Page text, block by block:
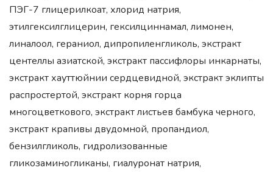
ПЭГ-7 глицерилкоат, хлорид натрия,
этилгексилглицерин, гексилциннамал, лимонен,
линалоол, гераниол, дипропиленгликоль, экстракт
центеллы азиатской, экстракт пассифлоры инкарнаты,
экстракт хауттюйнии сердцевидной, экстракт эклипты
распростертой, экстракт корня горца
многоцветкового, экстракт листьев бамбука черного,
экстракт крапивы двудомной, пропандиол,
бензилгликоль, гидролизованные
гликозаминогликаны, гиалуронат натрия,